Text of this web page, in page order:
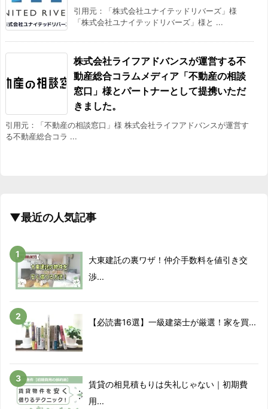
引用元：「株式会社ユナイテッドリバーズ」様
「株式会社ユナイテッドリバーズ」様と ...
株式会社ライフアドバンスが運営する不
動産総合コラムメディア「不動産の相談
窓口」様とパートナーとして提携いただ
きました。
引用元：「不動産の相談窓口」様 株式会社ライフアドバンスが運営す
る不動産総合コラ ...
▼最近の人気記事
大東建託の裏ワザ！仲介手数料を値引き交
渉...
【必読書16選】一級建築士が厳選！家を買...
賃貸の相見積もりは失礼じゃない｜初期費
用...